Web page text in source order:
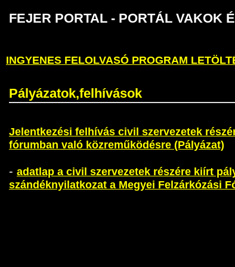
FEJER PORTAL - PORTÁL
INGYENES FELOLVASÓ PROGRAM
Pályázatok,felhívások
Jelentkezési felhívás civil szervezetek
fórumban való közreműködésre (Pályázat)
- adatlap a civil szervezetek részére kiírt
szándéknyilatkozat a Megyei Felzárkózási